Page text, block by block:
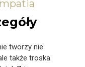
tworzy nie
także troska